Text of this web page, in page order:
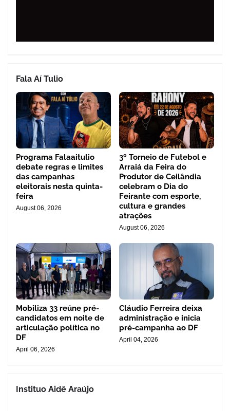
Fala Aí Tulio
Programa Falaaitulio
debate regras e limites
das campanhas
eleitorais nesta quinta-
feira
August 06, 2026
3º Torneio de Futebol e
Arraiá da Feira do
Produtor de Ceilândia
celebram o Dia do
Feirante com esporte,
cultura e grandes
atrações
August 06, 2026
Mobiliza 33 reúne pré-
candidatos em noite de
articulação política no
DF
April 06, 2026
Cláudio Ferreira deixa
administração e inicia
pré-campanha ao DF
April 04, 2026
Instituo Aidê Araújo